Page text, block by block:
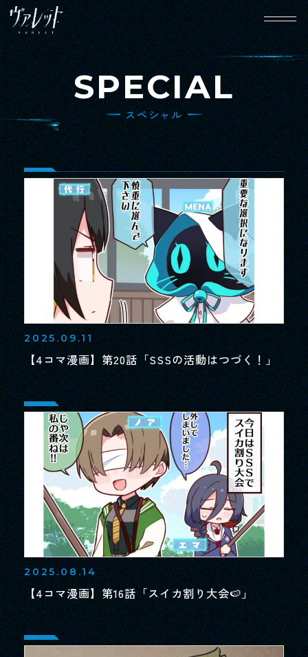
HOME
ホーム
NEWS
ニュース
WORLD CHARACTER
キャラクター
GAME SYSTEM
ゲームシステム
MOVIE
SPECIAL
スペシャル
SPEC＆BUY
製品情報＆購入ガイド
LANGUAGE JP EN
OFFICIAL
SPECIAL
スペシャル
2025.09.11
【4コマ漫画】第20話「SSSの活動はつづく！」
2025.08.14
【4コマ漫画】第16話「スイカ割り大会🍉」